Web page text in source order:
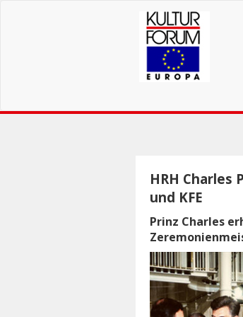
HRH Charles
und KFE
Prinz Charles